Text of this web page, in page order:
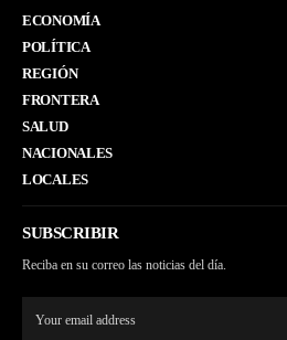
ECONOMÍA
POLÍTICA
REGIÓN
FRONTERA
SALUD
NACIONALES
LOCALES
SUBSCRIBIR
Reciba en su correo las noticias del día.